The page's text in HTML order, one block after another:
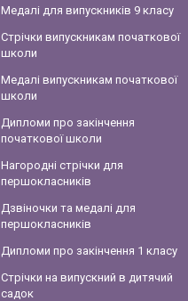
Медалі для випускників 9 класу
Стрічки випускникам початкової
школи
Медалі випускникам початкової
школи
Дипломи про закінчення
початкової школи
Нагородні стрічки для
першокласників
Дзвіночки та медалі для
першокласників
Дипломи про закінчення 1 класу
Стрічки на випускний в дитячий
садок